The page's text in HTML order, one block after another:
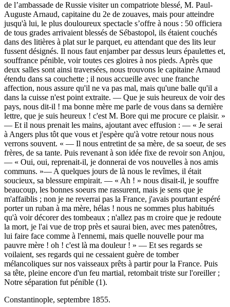
de l’ambassade de Russie visiter un compatriote blessé, M. Paul-
Auguste Arnaud, capitaine du 2e de zouaves, mais pour atteindre
jusqu'à lui, le plus douloureux spectacle s’offre à nous : 50 officiera
de tous grades arrivaient blessés de Sébastopol, ils étaient couchés
dans des litières à plat sur le parquet, eu attendant que des lits leur
fussent désignés. Il nous faut enjamber par dessus leurs épaulettes et,
souffrance pénible, voir toutes ces gloires à nos pieds. Après que
deux salles sont ainsi traversées, nous trouvons le capitaine Arnaud
étendu dans sa couchette ; il nous accueille avec une franche
affection, nous assure qu'il ne va pas mal, mais qu'une balle qu'il a
dans la cuisse n'est point extraite. — Que je suis heureux de voir des
pays, nous dit-il ! ma bonne mère me parle de vous dans sa dernière
lettre, que je suis heureux ! c'est M. Bore qui me procure ce plaisir. »
— Et il nous prenait les mains, ajoutant avec effusion : — « Je serai
à Angers plus tôt que vous et j'espère qu'à votre retour nous nous
verrons souvent. « — Il nous entretint de sa mère, de sa soeur, de ses
frères, de sa tante. Puis revenant à son idée fixe de revoir son Anjou,
— « Oui, oui, reprenait-il, je donnerai de vos nouvelles à nos amis
communs. »— A quelques jours de là nous le revîmes, il était
soucieux, sa blessure empirait. — « Ah ! » nous disait-il, je souffre
beaucoup, les bonnes soeurs me rassurent, mais je sens que je
m'affaiblis ; non je ne reverrai pas la France, j'avais pourtant espéré
porter un ruban à ma mère, hélas ! nous ne sommes plus habitués
qu'à voir décorer des tombeaux ; n'allez pas m croire que je redoute
la mort, je l'ai vue de trop près et saurai bien, avec mes patenôtres,
lui faire face comme à l'ennemi, mais quelle nouvelle pour ma
pauvre mère ! oh ! c'est là ma douleur ! » — Et ses regards se
voilaient, ses regards qui ne cessaient guère de tomber
mélancoliques sur nos vaisseaux prêts à partir pour la France. Puis
sa tête, pleine encore d'un feu martial, retombait triste sur l'oreiller ;
Notre séparation fut pénible (1).
Constantinople, septembre 1855.